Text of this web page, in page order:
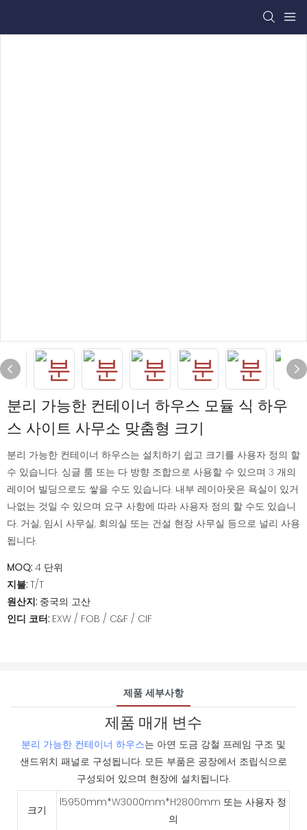
분리 가능한 컨테이너 하우스 모듈 식 하우
스 사이트 사무소 맞춤형 크기
분리 가능한 컨테이너 하우스는 설치하기 쉽고 크기를 사용자 정의 할
수 있습니다. 싱글 룸 또는 다 방향 조합으로 사용할 수 있으며 3 개의
레이어 빌딩으로도 쌓을 수도 있습니다. 내부 레이아웃은 욕실이 있거
나없는 것일 수 있으며 요구 사항에 따라 사용자 정의 할 수도 있습니
다. 거실, 임시 사무실, 회의실 또는 건설 현장 사무실 등으로 널리 사용
됩니다.
MOQ: 4 단위
지불: T/T
원산지: 중국의 고산
인디 코터: EXW / FOB / C&F / CIF
제품 세부사항
제품 매개 변수
분리 가능한 컨테이너 하우스는 아연 도금 강철 프레임 구조 및
샌드위치 패널로 구성됩니다. 모든 부품은 공장에서 조립식으로
구성되어 있으며 현장에 설치됩니다.
크기
l5950mm*W3000mm*H2800mm 또는 사용자 정
의